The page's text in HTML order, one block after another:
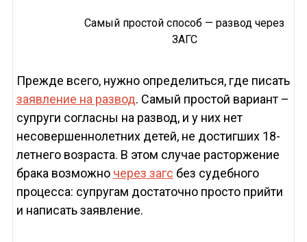
Самый простой способ — развод через
ЗАГС
Прежде всего, нужно определиться, где писать
заявление на развод. Самый простой вариант –
супруги согласны на развод, и у них нет
несовершеннолетних детей, не достигших 18-
летнего возраста. В этом случае расторжение
брака возможно через загс без судебного
процесса: супругам достаточно просто прийти
и написать заявление.